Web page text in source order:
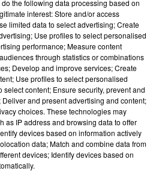
3 sec)
do the following data processing based on
interest: Store and/or access
limited data to select advertising; Create
Use profiles to select personalised
performance; Measure content
through statistics or combinations
Develop and improve services; Create
Use profiles to select personalised
select content; Ensure security, prevent and
and present advertising and content;
choices. These technologies may
as IP address and browsing data to offer
devices based on information actively
data; Match and combine data from
devices; Identify devices based on